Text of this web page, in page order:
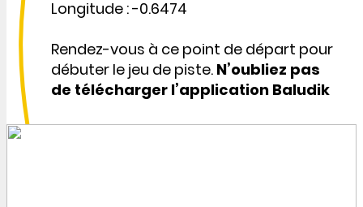
Longitude : -0.6474
Rendez-vous à ce point de départ pour
débuter le jeu de piste. N’oubliez pas
de télécharger l’application Baludik